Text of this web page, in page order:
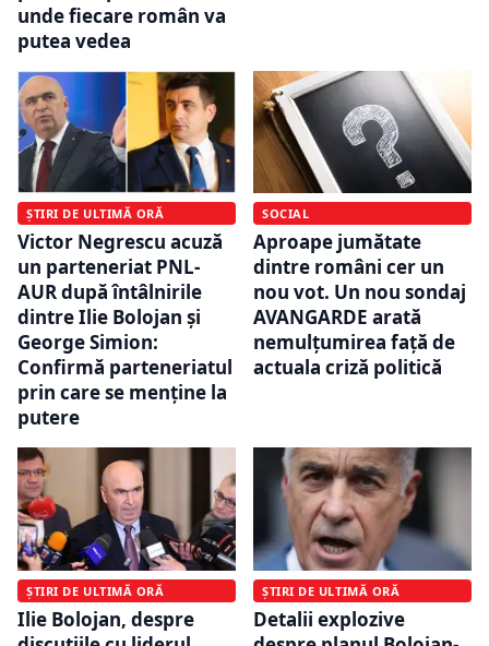
unde fiecare român va
putea vedea
ȘTIRI DE ULTIMĂ ORĂ
Victor Negrescu acuză
un parteneriat PNL-
AUR după întâlnirile
dintre Ilie Bolojan și
George Simion:
Confirmă parteneriatul
prin care se menține la
putere
SOCIAL
Aproape jumătate
dintre români cer un
nou vot. Un nou sondaj
AVANGARDE arată
nemulțumirea față de
actuala criză politică
ȘTIRI DE ULTIMĂ ORĂ
Ilie Bolojan, despre
ȘTIRI DE ULTIMĂ ORĂ
Detalii explozive